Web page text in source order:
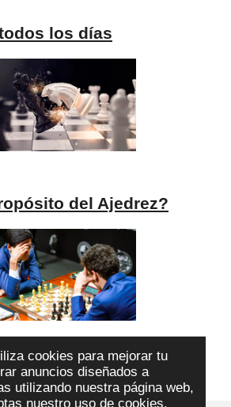
cookies para mejorar tu
anuncios diseñados a
utilizando nuestra página web,
nuestro uso de cookies.
los días
del Ajedrez?
y sus destrezas